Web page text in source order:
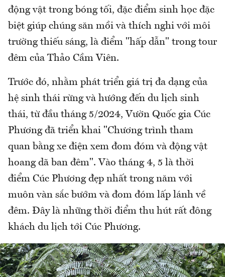
động vật trong bóng tối, đặc điểm sinh học đặc
biệt giúp chúng săn mồi và thích nghi với môi
trường thiếu sáng, là điểm "hấp dẫn" trong tour
đêm của Thảo Cầm Viên.
Trước đó, nhằm phát triển giá trị đa dạng của
hệ sinh thái rừng và hướng đến du lịch sinh
thái, từ đầu tháng 5/2024, Vườn Quốc gia Cúc
Phương đã triển khai "Chương trình tham
quan bằng xe điện xem đom đóm và động vật
hoang dã ban đêm". Vào tháng 4, 5 là thời
điểm Cúc Phương đẹp nhất trong năm với
muôn vàn sắc bướm và đom đóm lấp lánh về
đêm. Đây là những thời điểm thu hút rất đông
khách du lịch tới Cúc Phương.